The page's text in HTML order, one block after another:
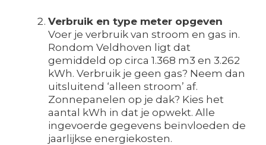
Verbruik en type meter opgeven
Voer je verbruik van stroom en gas in.
Rondom Veldhoven ligt dat
gemiddeld op circa 1.368 m3 en 3.262
kWh. Verbruik je geen gas? Neem dan
uitsluitend ‘alleen stroom’ af.
Zonnepanelen op je dak? Kies het
aantal kWh in dat je opwekt. Alle
ingevoerde gegevens beïnvloeden de
jaarlijkse energiekosten.